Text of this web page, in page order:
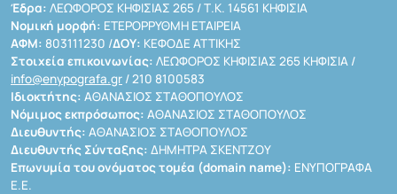
Έδρα: ΛΕΩΦΟΡΟΣ ΚΗΦΙΣΙΑΣ 265 / Τ.Κ. 14561 ΚΗΦΙΣΙΑ
Νομική μορφή: ΕΤΕΡΟΡΡΥΘΜΗ ΕΤΑΙΡΕΙΑ
ΑΦΜ: 803111230 /ΔΟΥ: ΚΕΦΟΔΕ ΑΤΤΙΚΗΣ
Στοιχεία επικοινωνίας: ΛΕΩΦΟΡΟΣ ΚΗΦΙΣΙΑΣ 265 ΚΗΦΙΣΙΑ /
info@enypografa.gr / 210 8100583
Ιδιοκτήτης: ΑΘΑΝΑΣΙΟΣ ΣΤΑΘΟΠΟΥΛΟΣ
Νόμιμος εκπρόσωπος: ΑΘΑΝΑΣΙΟΣ ΣΤΑΘΟΠΟΥΛΟΣ
Διευθυντής: ΑΘΑΝΑΣΙΟΣ ΣΤΑΘΟΠΟΥΛΟΣ
Διευθυντής Σύνταξης: ΔΗΜΗΤΡΑ ΣΚΕΝΤΖΟΥ
Επωνυμία του ονόματος τομέα (domain name): ΕΝΥΠΟΓΡΑΦΑ
Ε.Ε.